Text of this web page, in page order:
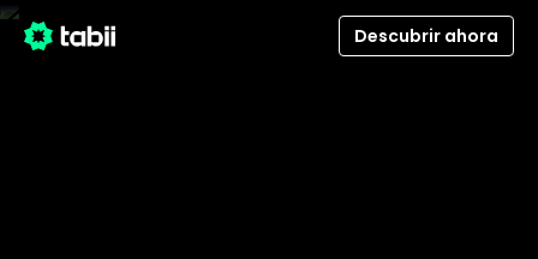
Descubrir ahora